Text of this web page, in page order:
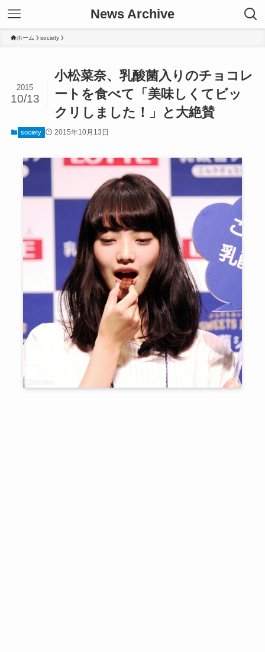
News Archive
ホーム society
小松菜奈、乳酸菌入りのチョコレ
ートを食べて「美味しくてビッ
クリしました！」と大絶賛
2015
10/13
society 2015年10月13日